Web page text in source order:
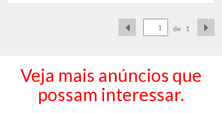
de 1
Veja mais anúncios que
possam interessar.